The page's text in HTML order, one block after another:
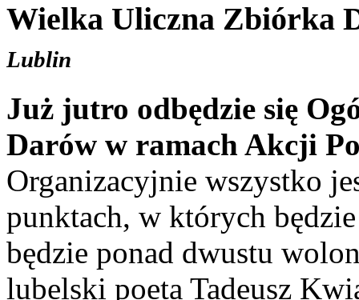
Wielka Uliczna Zbiórka
Lublin
Już jutro odbędzie się
Darów w ramach Akcji
Organizacyjnie wszystko
punktach, w których
będzie ponad dwustu
lubelski poeta Tadeusz